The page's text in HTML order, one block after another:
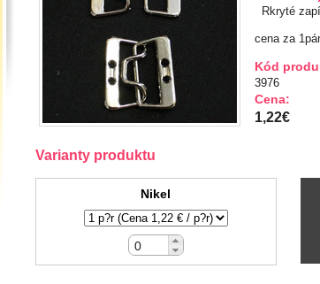
Rkryté
cena za 1pár
Kód
3976
Cena:
1,22€
Varianty produktu
Nikel